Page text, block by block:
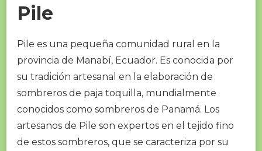
Pile
Pile es una pequeña comunidad rural en la
provincia de Manabí, Ecuador. Es conocida por
su tradición artesanal en la elaboración de
sombreros de paja toquilla, mundialmente
conocidos como sombreros de Panamá. Los
artesanos de Pile son expertos en el tejido fino
de estos sombreros, que se caracteriza por su